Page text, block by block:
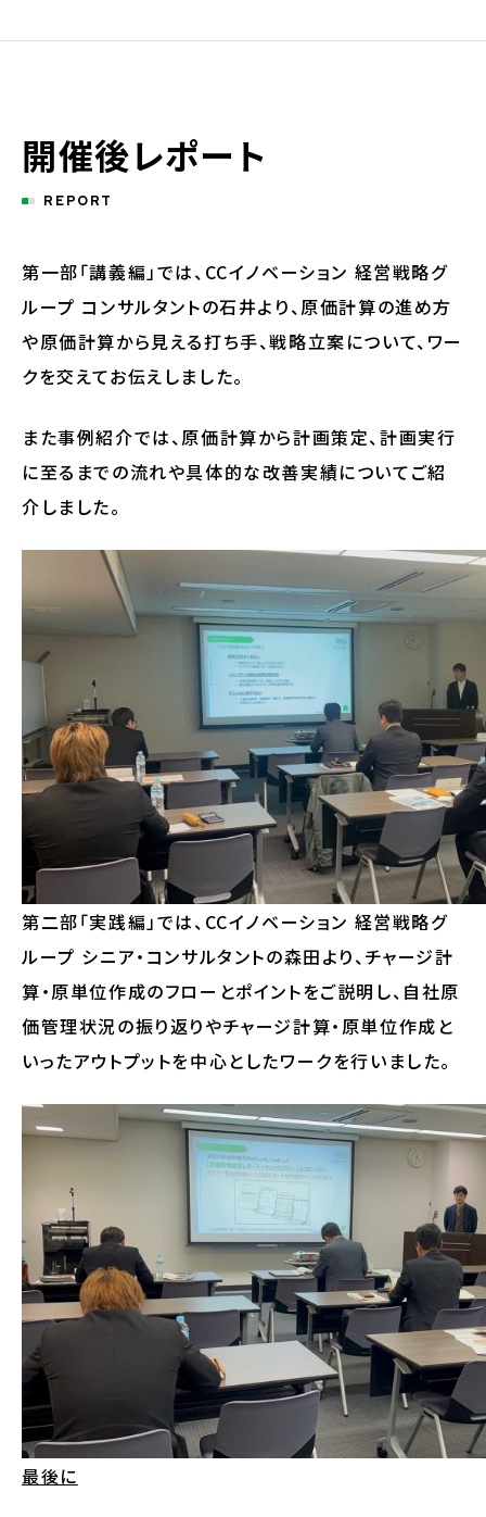
開催後レポート
REPORT
第一部「講義編」では、CCイノベーション 経営戦略グ
ループ コンサルタントの石井より、原価計算の進め方
や原価計算から見える打ち手、戦略立案について、ワー
クを交えてお伝えしました。
また事例紹介では、原価計算から計画策定、計画実行
に至るまでの流れや具体的な改善実績についてご紹
介しました。
第二部「実践編」では、CCイノベーション 経営戦略グ
ループ シニア・コンサルタントの森田より、チャージ計
算・原単位作成のフローとポイントをご説明し、自社原
価管理状況の振り返りやチャージ計算・原単位作成と
いったアウトプットを中心としたワークを行いました。
最後に